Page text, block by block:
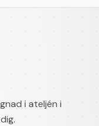
i ateljén i